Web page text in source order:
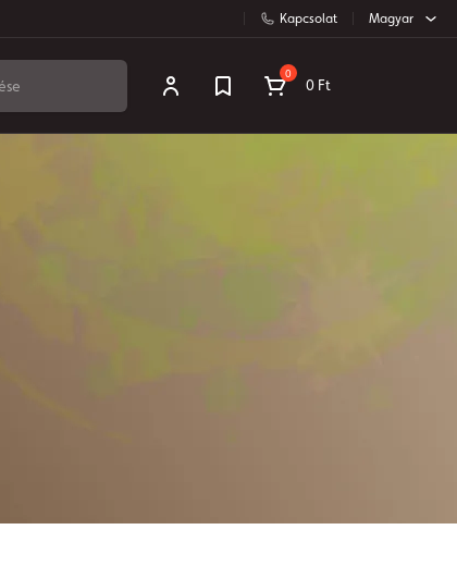
Kapcsolat Magyar
0
0 Ft